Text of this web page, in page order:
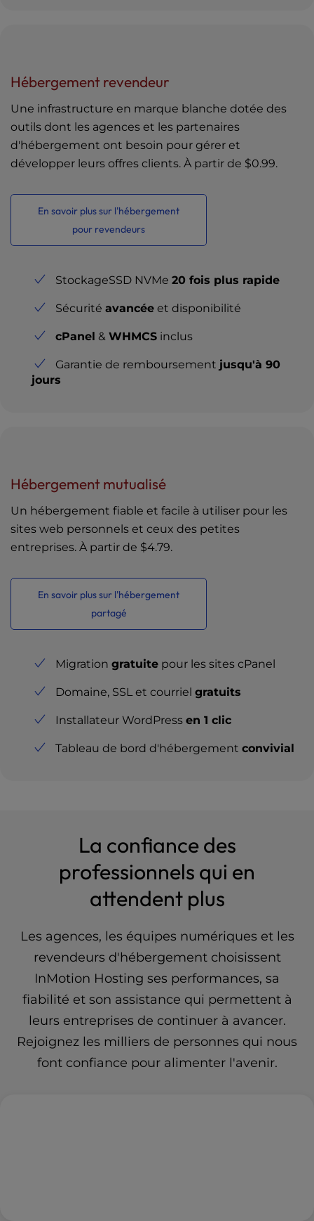
Hébergement revendeur
Une infrastructure en marque blanche dotée des
outils dont les agences et les partenaires
d'hébergement ont besoin pour gérer et
développer leurs offres clients. À partir de $0.99.
En savoir plus sur l'hébergement
pour revendeurs
StockageSSD NVMe 20 fois plus rapide
Sécurité avancée et disponibilité
cPanel & WHMCS inclus
Garantie de remboursement jusqu'à 90
jours
Hébergement mutualisé
Un hébergement fiable et facile à utiliser pour les
sites web personnels et ceux des petites
entreprises. À partir de $4.79.
En savoir plus sur l'hébergement
partagé
Migration gratuite pour les sites cPanel
Domaine, SSL et courriel gratuits
Installateur WordPress en 1 clic
Tableau de bord d'hébergement convivial
La confiance des
professionnels qui en
attendent plus
Les agences, les équipes numériques et les
revendeurs d'hébergement choisissent
InMotion Hosting ses performances, sa
fiabilité et son assistance qui permettent à
leurs entreprises de continuer à avancer.
Rejoignez les milliers de personnes qui nous
font confiance pour alimenter l'avenir.